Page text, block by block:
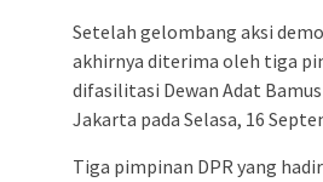
Setelah gelombang aksi
akhirnya diterima oleh tiga
difasilitasi Dewan Adat
Jakarta pada Selasa, 16
Tiga pimpinan DPR yang